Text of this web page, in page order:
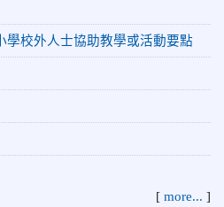
寒假作業獲獎名單
花蓮縣第七屆太平洋盃X華紙公
跆拳道隊參加115年第十八屆全國
學校外人士協助教學或活動要點
[ more... ]